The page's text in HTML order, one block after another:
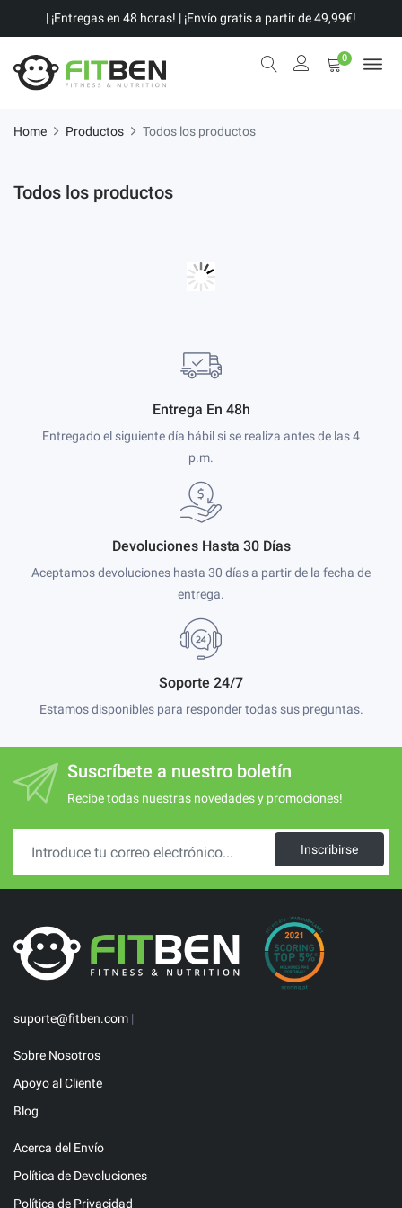
| ¡Entregas en 48 horas! | ¡Envío gratis a partir de 49,99€!
0
Home Productos Todos los productos
Todos los productos
Entrega En 48h
Entregado el siguiente día hábil si se realiza antes de las 4
p.m.
Devoluciones Hasta 30 Días
Aceptamos devoluciones hasta 30 días a partir de la fecha de
entrega.
Soporte 24/7
Estamos disponibles para responder todas sus preguntas.
Suscríbete a nuestro boletín
Recibe todas nuestras novedades y promociones!
Inscribirse
suporte@fitben.com |
Sobre Nosotros
Apoyo al Cliente
Blog
Acerca del Envío
Política de Devoluciones
Política de Privacidad